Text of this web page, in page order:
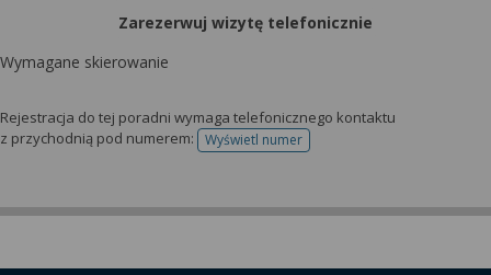
Zarezerwuj wizytę telefonicznie
Wymagane skierowanie
Rejestracja do tej poradni wymaga telefonicznego kontaktu
z przychodnią pod numerem:
Wyświetl numertelefonu do rejestracji